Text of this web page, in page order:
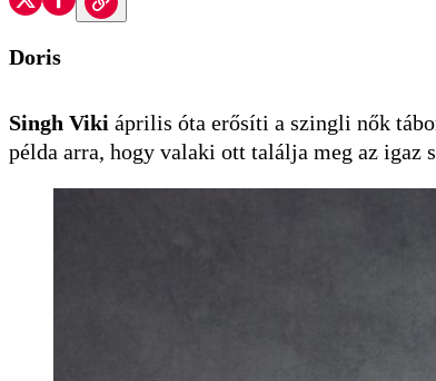
Doris
Singh Viki április óta erősíti a szingli nők
példa arra, hogy valaki ott találja meg az igaz